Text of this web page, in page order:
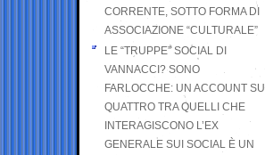
CORRENTE, SOTTO FORMA DI
ASSOCIAZIONE “CULTURALE”
LE “TRUPPE” SOCIAL DI
VANNACCI? SONO
FARLOCCHE: UN ACCOUNT SU
QUATTRO TRA QUELLI CHE
INTERAGISCONO L’EX
GENERALE SUI SOCIAL È UN